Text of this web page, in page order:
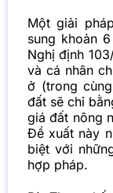
Một giải
sung khoản
Nghị định
và cá nhân
ở (trong
đất sẽ chỉ
giá đất nông
Đề xuất này
biệt với
hợp pháp.